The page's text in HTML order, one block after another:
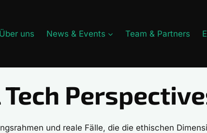
Über uns News & Events Team & Partners
und reale Fälle, die die ethischen